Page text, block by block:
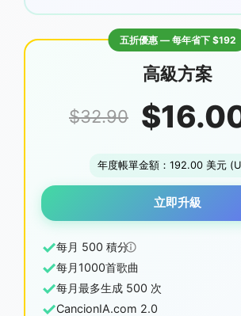
五折優惠 — 每年省下 $192
高級方案
$32.90
年度帳單金額：192.00 美元
立即升級
✓每月 500 積分
✓每月1000首歌曲
✓每月最多生成 500 次
✓CancionIA.com 2.0